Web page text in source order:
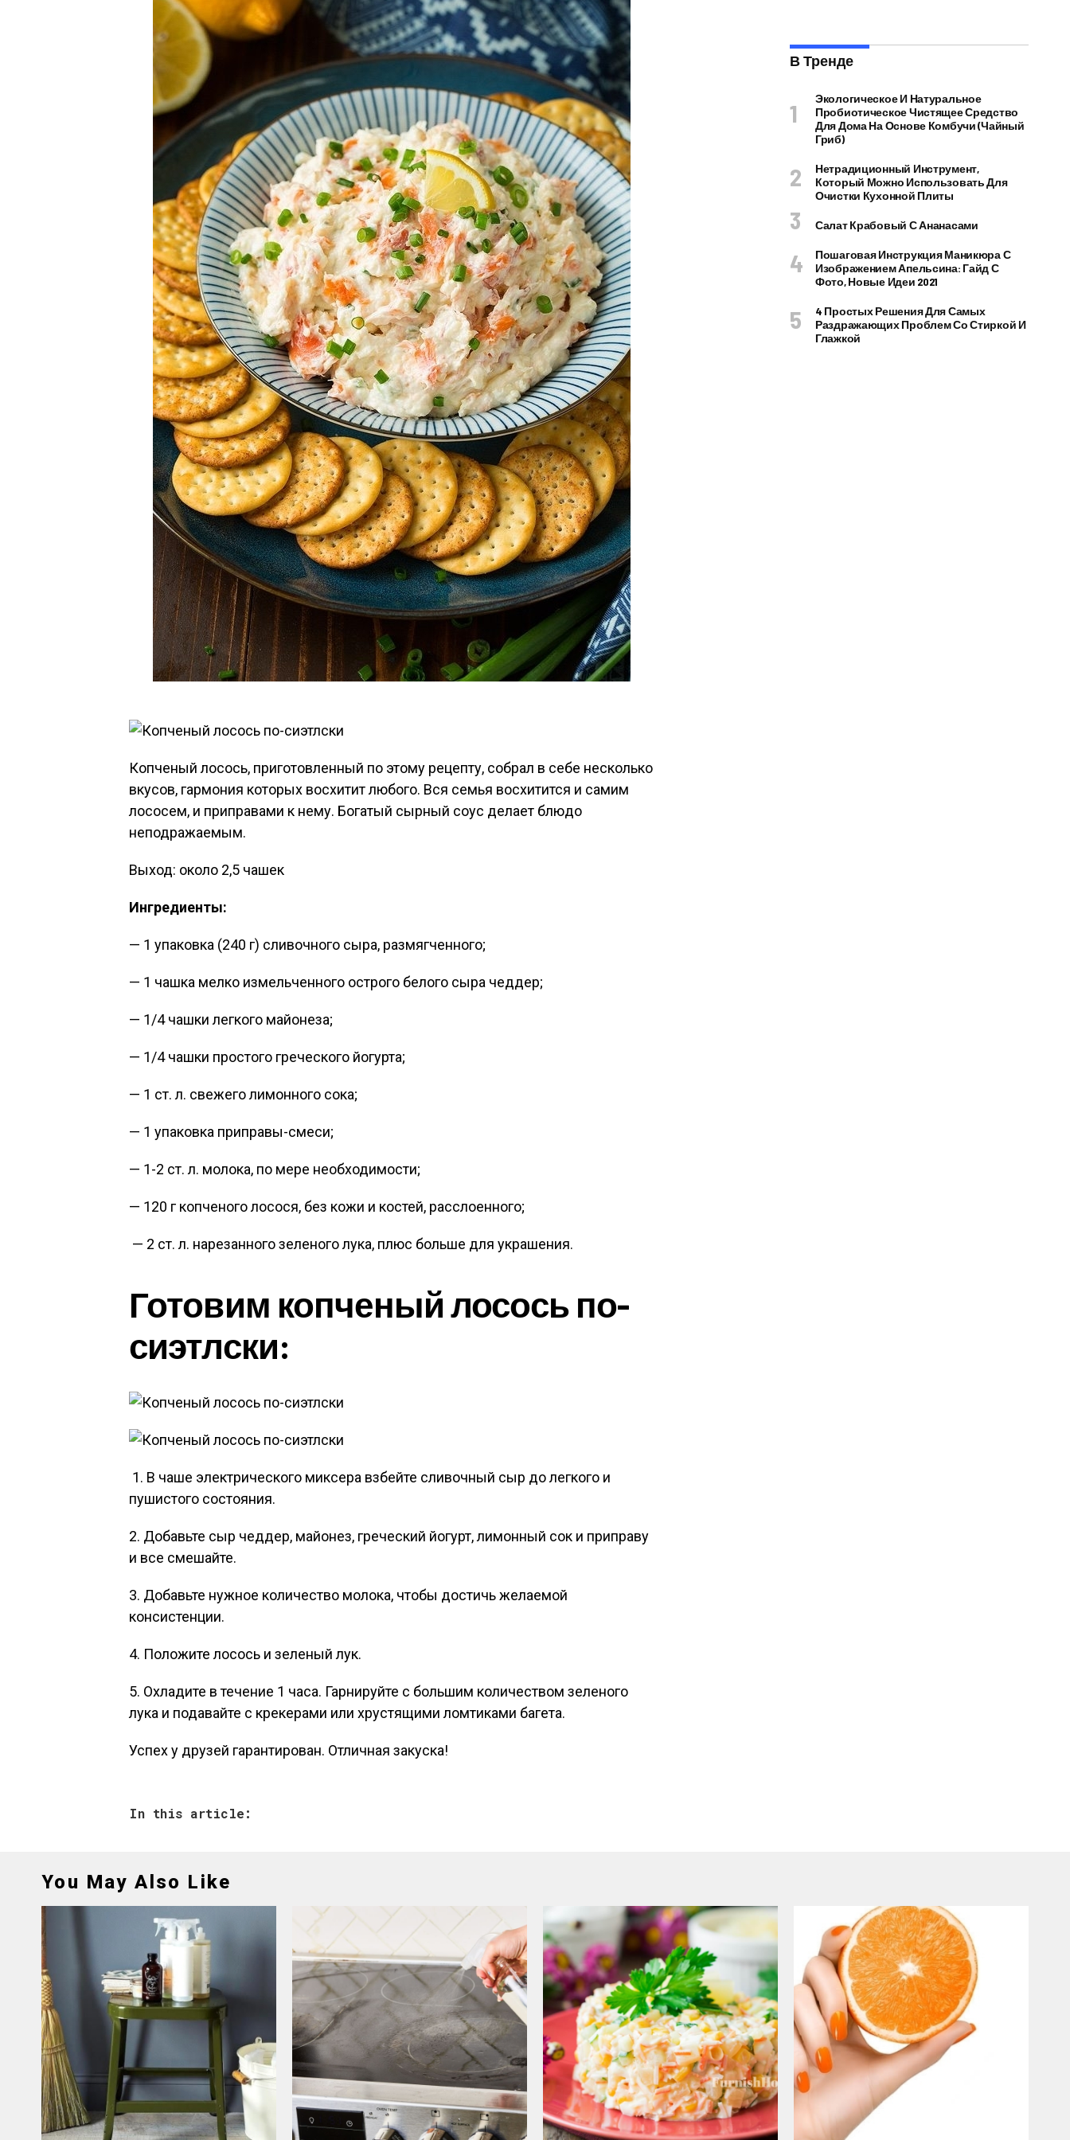
Копченый лосось, приготовленный по этому рецепту, собрал в себе несколько
вкусов, гармония которых восхитит любого. Вся семья восхитится и самим
лососем, и приправами к нему. Богатый сырный соус делает блюдо
неподражаемым.
Выход: около 2,5 чашек
Ингредиенты:
— 1 упаковка (240 г) сливочного сыра, размягченного;
— 1 чашка мелко измельченного острого белого сыра чеддер;
— 1/4 чашки легкого майонеза;
— 1/4 чашки простого греческого йогурта;
— 1 ст. л. свежего лимонного сока;
— 1 упаковка приправы-смеси;
— 1-2 ст. л. молока, по мере необходимости;
— 120 г копченого лосося, без кожи и костей, расслоенного;
— 2 ст. л. нарезанного зеленого лука, плюс больше для украшения.
Готовим копченый лосось по-
сиэтлски:
1. В чаше электрического миксера взбейте сливочный сыр до легкого и
пушистого состояния.
2. Добавьте сыр чеддер, майонез, греческий йогурт, лимонный сок и приправу
и все смешайте.
3. Добавьте нужное количество молока, чтобы достичь желаемой
консистенции.
4. Положите лосось и зеленый лук.
5. Охладите в течение 1 часа. Гарнируйте с большим количеством зеленого
лука и подавайте с крекерами или хрустящими ломтиками багета.
Успех у друзей гарантирован. Отличная закуска!
In this article:
В Тренде
Экологическое И Натуральное
Пробиотическое Чистящее Средство
Для Дома На Основе Комбучи (чайный
Гриб)
Нетрадиционный Инструмент,
Который Можно Использовать Для
Очистки Кухонной Плиты
Салат Крабовый С Ананасами
Пошаговая Инструкция Маникюра С
Изображением Апельсина: Гайд С
Фото, Новые Идеи 2021
4 Простых Решения Для Самых
Раздражающих Проблем Со Стиркой И
Глажкой
You May Also Like